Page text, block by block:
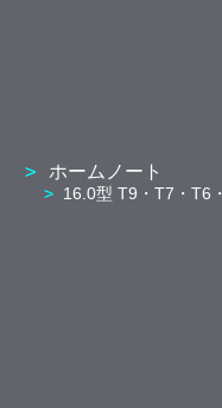
ホームノート
16.0型 T9・T7・T6